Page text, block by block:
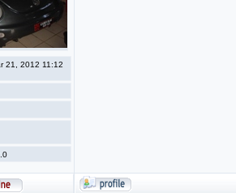
21, 2012 11:12